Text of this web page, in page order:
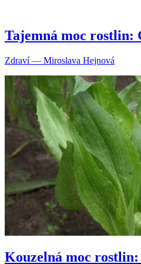
Tajemná moc rostlin:
Zdraví — Miroslava Hejnová
Kouzelná moc